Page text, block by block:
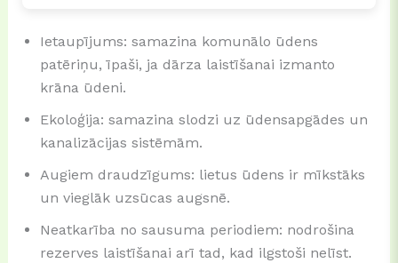
Ietaupījums: samazina komunālo ūdens
patēriņu, īpaši, ja dārza laistīšanai izmanto
krāna ūdeni.
Ekoloģija: samazina slodzi uz ūdensapgādes un
kanalizācijas sistēmām.
Augiem draudzīgums: lietus ūdens ir mīkstāks
un vieglāk uzsūcas augsnē.
Neatkarība no sausuma periodiem: nodrošina
rezerves laistīšanai arī tad, kad ilgstoši nelīst.